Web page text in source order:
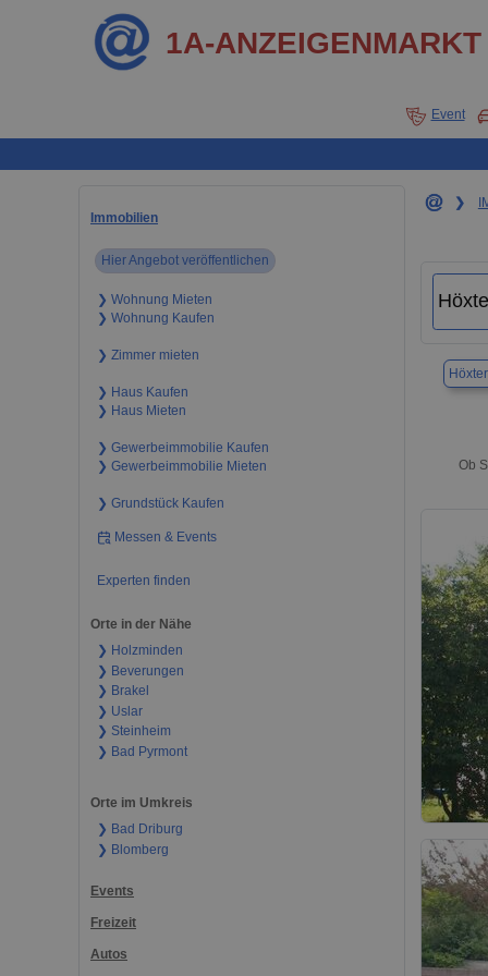
1A-ANZEIGENMARKT
Event
Immobilien
Hier Angebot veröffentlichen
❯ Wohnung Mieten
❯ Wohnung Kaufen
❯ Zimmer mieten
❯ Haus Kaufen
❯ Haus Mieten
❯ Gewerbeimmobilie Kaufen
❯ Gewerbeimmobilie Mieten
❯ Grundstück Kaufen
Messen & Events
Experten finden
Orte in der Nähe
❯ Holzminden
❯ Beverungen
❯ Brakel
❯ Uslar
❯ Steinheim
❯ Bad Pyrmont
Orte im Umkreis
❯ Bad Driburg
❯ Blomberg
Events
Freizeit
Autos
❯
Höxter
Ob